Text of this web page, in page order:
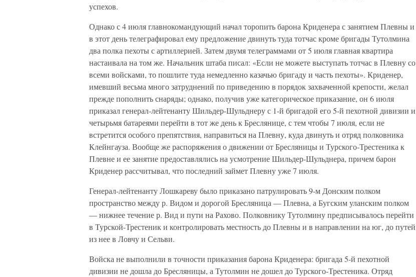
успехов.
Однако с 4 июля главнокомандующий начал торопить барона Криденера с занятием Плевны и
в этот день телеграфировал ему предложение двинуть туда тотчас кроме бригады Тутолмина
два полка пехоты с артиллерией. Затем двумя телеграммами от 5 июля главная квартира
настаивала на том же. Начальник штаба писал: «Если не можете выступать тотчас в Плевну со
всеми войсками, то пошлите туда немедленно казачью бригаду и часть пехоты». Криденер,
имевший весьма много затруднений по приведению в порядок захваченной крепости, желал
прежде пополнить снаряды; однако, получив уже категорическое приказание, он 6 июля
приказал генерал-лейтенанту Шильдер-Шульднеру с 1-й бригадой его 5-й пехотной дивизии и
четырьмя батареями перейти в тот же день к Бреслянице, с тем чтобы 7 июля, если не
встретится особого препятствия, направиться на Плевну, куда двинуть и отряд полковника
Клейнгауза. Вообще же распоряжения о движении от Бресляницы и Турского-Трестеника к
Плевне и ее занятие предоставлялись на усмотрение Шильдер-Шульднера, причем барон
Криденер рассчитывал, что последний займет Плевну уже 7 июля.
Генерал-лейтенанту Лошкареву было приказано патрулировать 9-м Донским полком
пространство между р. Видом и дорогой Бресляница — Плевна, а Бугским уланским полком
— нижнее течение р. Вид и пути на Рахово. Полковнику Тутолмину предписывалось перейти
в Турской-Трестеник и контролировать местность до Плевны и в направлении на юг, до путей
из нее в Ловчу и Сельви.
Войска не выполнили в точности приказания барона Криденера: бригада 5-й пехотной
дивизии не дошла до Бресляницы, а Тутолмин не дошел до Турского-Трестеника. Отряд